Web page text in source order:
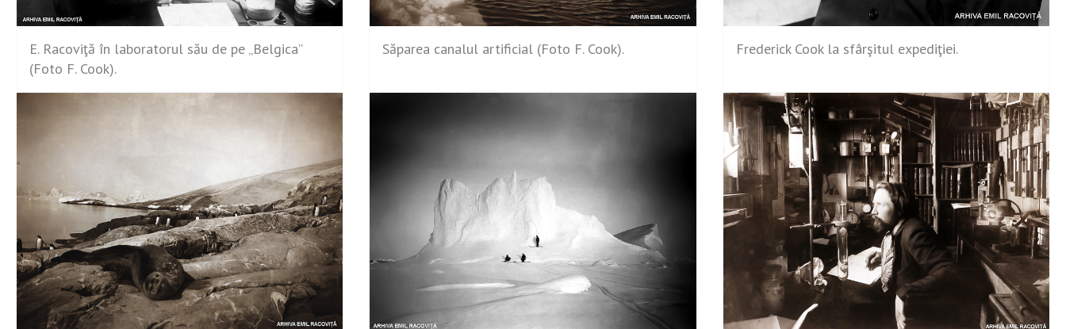
E. Racoviţă în laboratorul său de pe „Belgica”
(Foto F. Cook).
Săparea canalul artificial (Foto F. Cook). Frederick Cook la sfârşitul expediţiei.